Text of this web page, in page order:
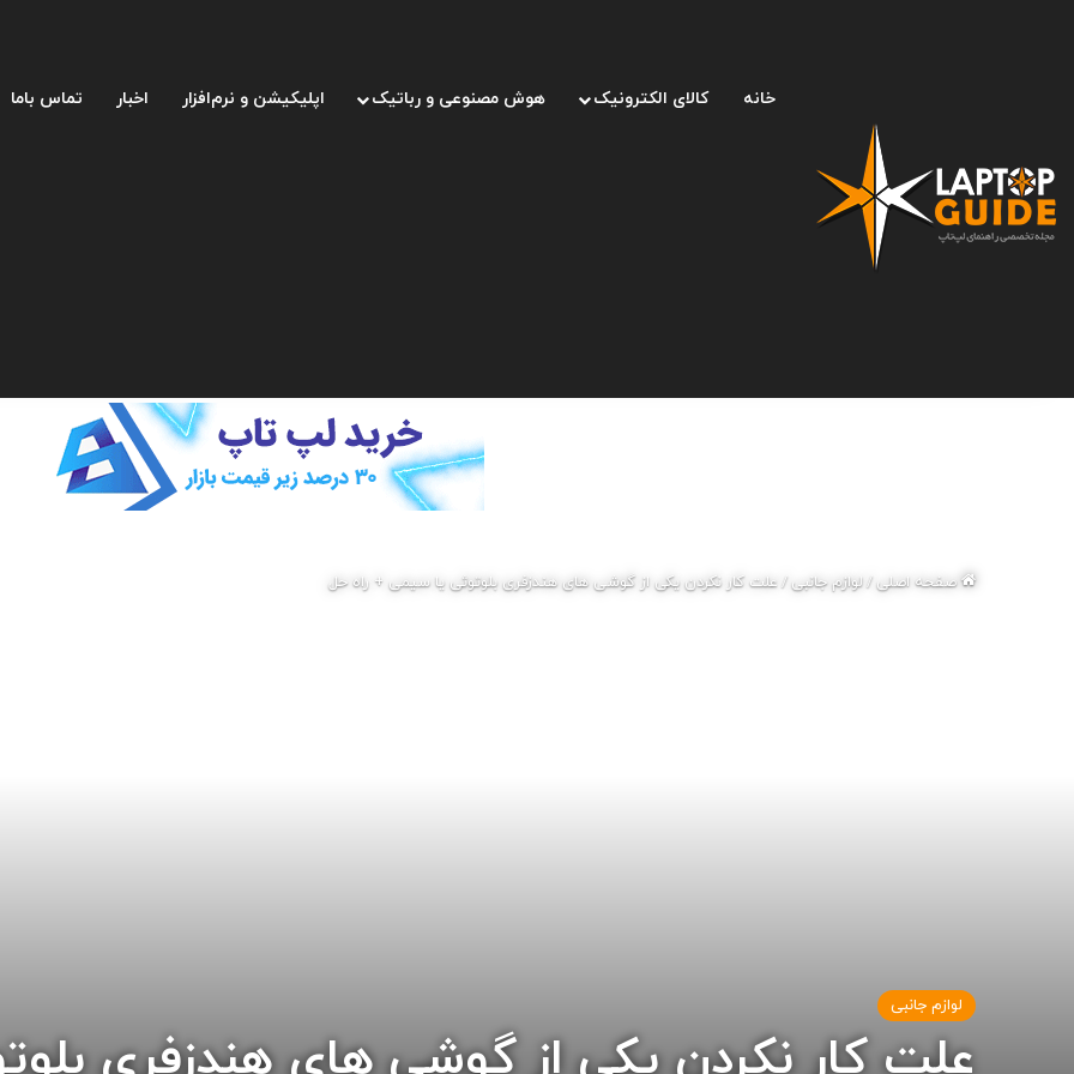
خانه کالای الکترونیک هوش مصنوعی و رباتیک اپلیکیشن و نرم‌افزار اخبار تماس باما
صفحه اصلی/لوازم جانبی/علت کار نکردن یکی از گوشی های هندزفری بلوتوثی یا سیمی + راه حل
لوازم جانبی